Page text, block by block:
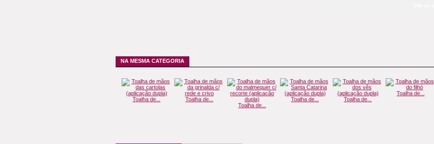
NA MESMA CATEGORIA
Toalha de...
Toalha de...
Toalha de...
Toalha de... Toalha de...
Toalha de...